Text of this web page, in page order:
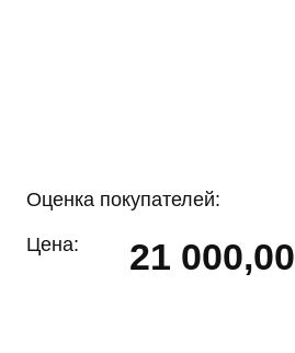
Оценка покупателей:
Цена: 21 000,00